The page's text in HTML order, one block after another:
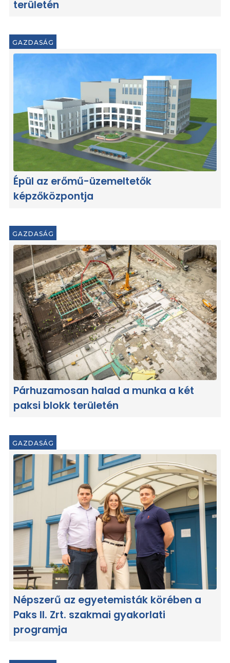
területén
GAZDASÁG
Épül az erőmű-üzemeltetők
képzőközpontja
GAZDASÁG
Párhuzamosan halad a munka a két
paksi blokk területén
GAZDASÁG
Népszerű az egyetemisták körében a
Paks II. Zrt. szakmai gyakorlati
programja